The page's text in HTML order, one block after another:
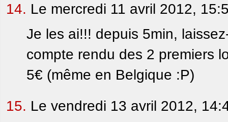
14. Le mercredi 11 avril 2012,
Je les ai!!! depuis 5min,
compte rendu des 2 premiers
5€ (même en Belgique :P)
15. Le vendredi 13 avril 2012,